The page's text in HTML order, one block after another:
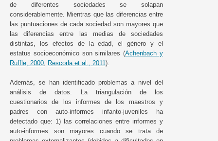
de diferentes sociedades se solapan
considerablemente. Mientras que las diferencias entre
las puntuaciones de cada sociedad son mayores que
las diferencias entre las medias de sociedades
distintas, los efectos de la edad, el género y el
estatus socioeconómico son similares (Achenbach y
Ruffle, 2000; Rescorla et al., 2011).
Además, se han identificado problemas a nivel del
análisis de datos. La triangulación de los
cuestionarios de los informes de los maestros y
padres con auto-informes infanto-juveniles ha
detectado que: 1) las correlaciones entre informes y
auto-informes son mayores cuando se trata de